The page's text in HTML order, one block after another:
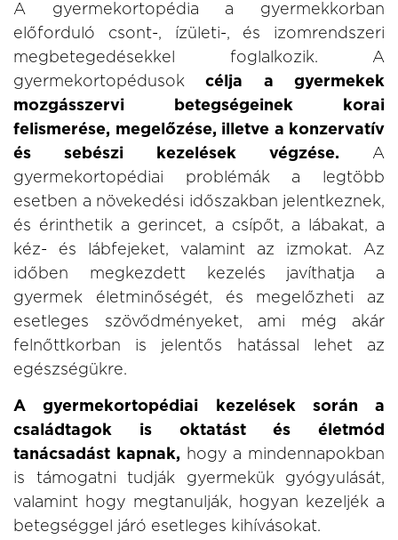
A gyermekortopédia a gyermekkorban
előforduló csont-, ízületi-, és izomrendszeri
megbetegedésekkel foglalkozik. A
gyermekortopédusokcélja a gyermekek
mozgásszervi betegségeinek korai
felismerése, megelőzése, illetve a konzervatív
és sebészi kezelések végzése. A
gyermekortopédiai problémák a legtöbb
esetben a növekedési időszakban jelentkeznek,
és érinthetik a gerincet, a csípőt, a lábakat, a
kéz- és lábfejeket, valamint az izmokat. Az
időben megkezdett kezelés javíthatja a
gyermek életminőségét, és megelőzheti az
esetleges szövődményeket, ami még akár
felnőttkorban is jelentős hatással lehet az
egészségükre.
A gyermekortopédiai kezelések során a
családtagok is oktatást és életmód
tanácsadást kapnak, hogy a mindennapokban
is támogatni tudják gyermekük gyógyulását,
valamint hogy megtanulják, hogyan kezeljék a
betegséggel járó esetleges kihívásokat.